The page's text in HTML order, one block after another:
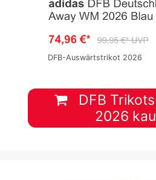
DFB-Auswärtstrikot 2026
DFB
2026